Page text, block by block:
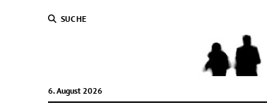
SUCHE
6. August 2026